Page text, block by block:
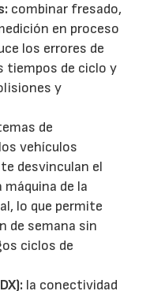
combinar fresado,
en proceso
los errores de
tiempos de ciclo y
y
de
vehículos
desvinculan el
de la
lo que permite
de semana sin
ciclos de
la conectividad